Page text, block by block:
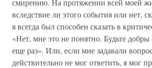
смирению. На протяжении всей моей
вследствие ли этого события или нет,
я всегда был способен сказать в
«Нет, мне это не понятно. Будьте добры
еще раз». Или, если мне задавали
действительно не мог ответить, я мог